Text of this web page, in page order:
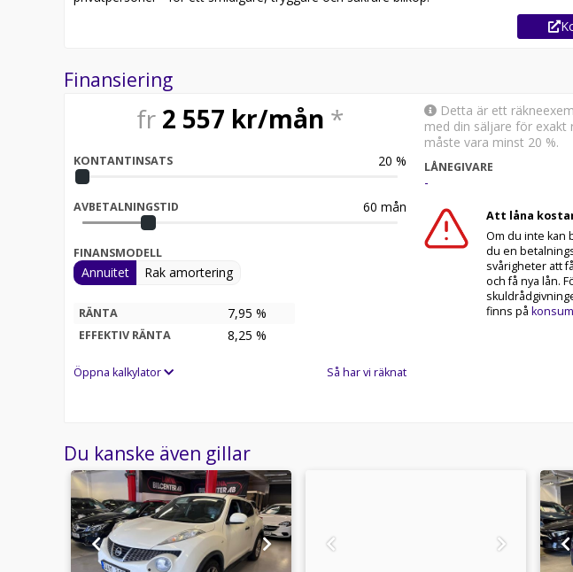
Finansiering
fr 2 557 kr/mån *
KONTANTINSATS 20 %
AVBETALNINGSTID 60 mån
FINANSMODELL
Annuitet Rak amortering
RÄNTA 7,95 %
EFFEKTIV RÄNTA 8,25 %
Öppna kalkylator Så har vi räknat
Detta är ett
med din säljare för exakt
måste vara minst 20 %.
LÅNEGIVARE
-
Att låna
Om du inte kan
du en
svårigheter att
och få nya lån.
finns på
Du kanske även gillar